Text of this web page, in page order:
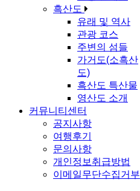
흑산도
유래 및 역사
관광 코스
주변의 섬들
가거도(소흑산
도)
흑산도 특산물
영산도 소개
커뮤니티센터
공지사항
여행후기
문의사항
개인정보취급방법
이메일무단수집거부